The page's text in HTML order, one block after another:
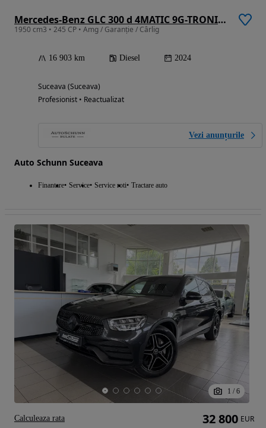
Mercedes-Benz GLC 300 d 4MATIC 9G-TRONIC AMG Line Plus
1950 cm3 • 245 CP • Amg / Garanție / Cârlig
16 903 km Diesel 2024
Suceava (Suceava)
Profesionist • Reactualizat
Vezi anunțurile
Auto Schunn Suceava
Finantare Service Service roti Tractare auto
1 / 6
32 800 EUR
Calculeaza rata